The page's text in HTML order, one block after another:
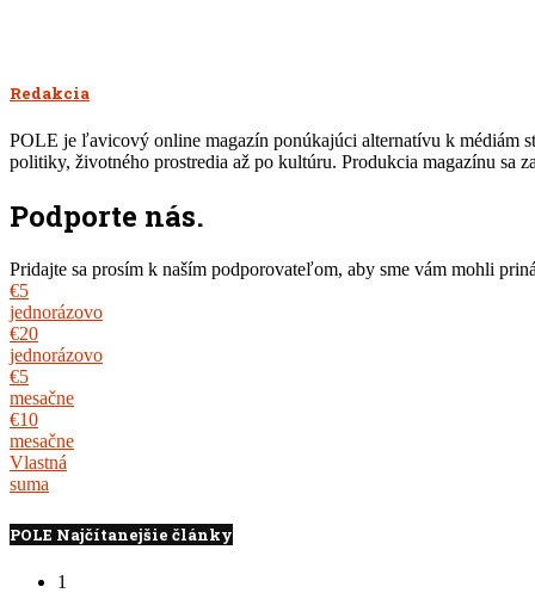
Redakcia
POLE je ľavicový online magazín ponúkajúci alternatívu k médiám
politiky, životného prostredia až po kultúru. Produkcia magazínu sa
Podporte nás.
Pridajte sa prosím k naším podporovateľom, aby sme vám mohli
€5
jednorázovo
€20
jednorázovo
€5
mesačne
€10
mesačne
Vlastná
suma
POLE Najčítanejšie články
1